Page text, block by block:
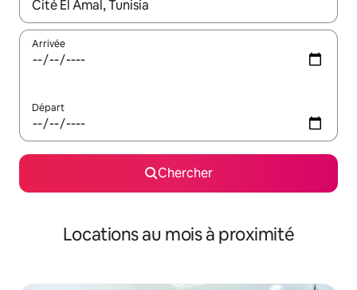
Quand les résultats sont affichés, parcourez-les en utilisant
Arrivée
Départ
Chercher
Locations au mois à proximité